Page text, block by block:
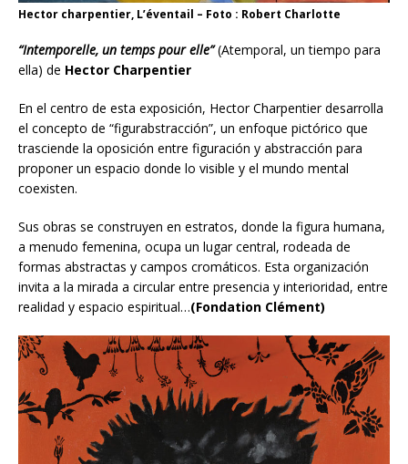
Hector charpentier, L’éventail – Foto : Robert Charlotte
“Intemporelle, un temps pour elle”(Atemporal, un tiempo para
ella) de Hector Charpentier
En el centro de esta exposición, Hector Charpentier desarrolla
el concepto de “figurabstracción”, un enfoque pictórico que
trasciende la oposición entre figuración y abstracción para
proponer un espacio donde lo visible y el mundo mental
coexisten.
Sus obras se construyen en estratos, donde la figura humana,
a menudo femenina, ocupa un lugar central, rodeada de
formas abstractas y campos cromáticos. Esta organización
invita a la mirada a circular entre presencia y interioridad, entre
realidad y espacio espiritual…(Fondation Clément)